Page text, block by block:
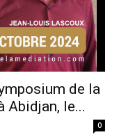
de la
Abidjan, le...
0